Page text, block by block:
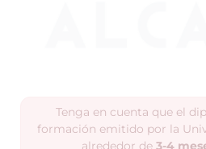
Tenga en cuenta que el
formación emitido por la
alrededor de 3-4